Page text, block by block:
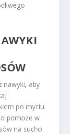
nawyki, aby
po myciu.
pomoże w
na sucho